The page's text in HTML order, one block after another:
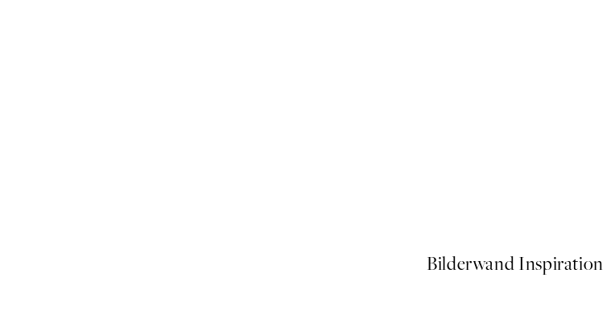
Bilderwand Inspiration